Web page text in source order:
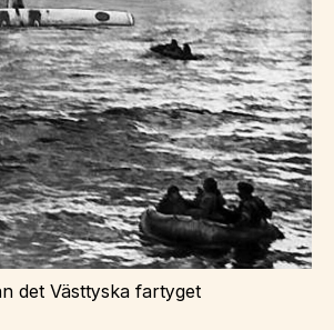
det Västtyska fartyget